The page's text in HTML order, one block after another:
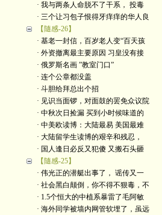
· 我与两条人命脱不了干系， 投毒
· 三个让习包子恨得牙痒痒的华人良
【隨感-26】
· 基老一封信，百岁老人变“百天孩
· 外资撤离最主要原因 习皇没有接
· 俄罗斯名画 ”教室门口”
· 连个公章都没盖
· 斗胆给拜总出个招
· 见识当面锣，对面鼓的罢免众议院
· 中秋次日捡漏 买到小时候味道的
· 中美欧读博：大陆最易 美国最难
· 大陆留学生读博的艰辛和残忍，
· 国人逢日必反又犯傻 又搬石头砸
【隨感-25】
· 伟光正的潜艇出事了， 谣传又一
· 社会黑白颠倒，你不得不狠毒，不
· 1.5个恒大的中植系暴雷了毛阿敏
· 海外同学被墙内网管软埋了，虽远